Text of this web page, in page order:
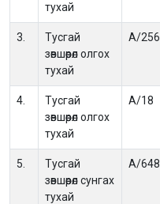
тухай
3.
Тусгай
зөвшөөрөл олгох
тухай
А/256
4.
Тусгай
зөвшөөрөл олгох
тухай
А/18
5.
Тусгай
зөвшөөрөл сунгах
тухай
А/648